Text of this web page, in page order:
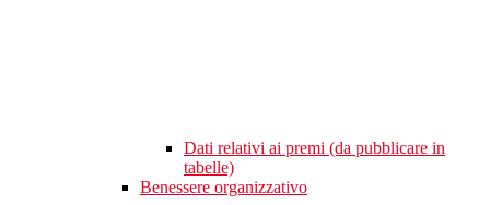
Dati relativi ai premi (da pubblicare in
tabelle)
Benessere organizzativo